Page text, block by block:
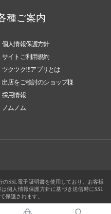
種ご案内
個人情報保護方針
サイトご利用規約
ツクツク!!!アプリとは
出店をご検討のショップ様
採用情報
ノムノム
のSSL電子証明書を使用しており、お客様
個人情報保護方針に基づき送信時にSSL
保護されます。